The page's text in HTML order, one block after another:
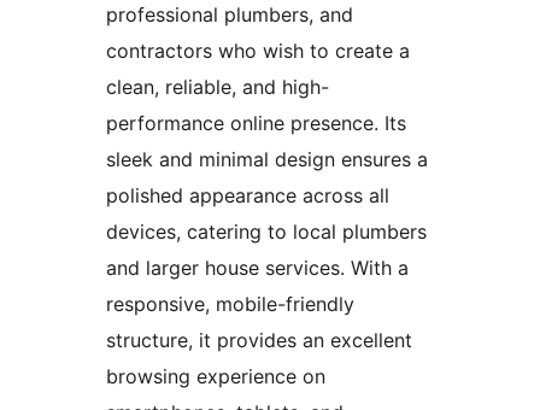
professional plumbers, and
contractors who wish to create a
clean, reliable, and high-
performance online presence. Its
sleek and minimal design ensures a
polished appearance across all
devices, catering to local plumbers
and larger house services. With a
responsive, mobile-friendly
structure, it provides an excellent
browsing experience on